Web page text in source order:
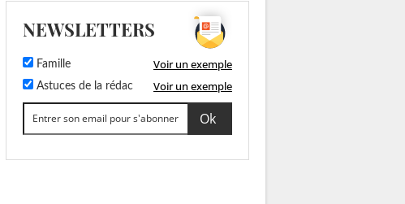
NEWSLETTERS
Famille Voir un exemple
Astuces de la rédac Voir un exemple